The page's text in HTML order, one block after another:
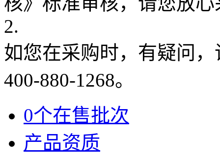
2.
如您在采购时，有疑问
400-880-1268。
0个在售批次
产品资质